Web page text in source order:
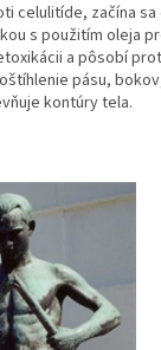
celulitíde, začína
s použitím oleja
a pôsobí
pásu,
kontúry tela.